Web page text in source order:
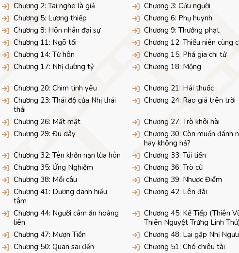
Chương 2: Tai nghe là giả
Chương 3: Cứu người
Chương 5: Lương thiếp
Chương 6: Phụ huynh
Chương 8: Hôn nhân đại sự
Chương 9: Thưởng phạt
Chương 11: Ngõ tối
Chương 12: Thiếu niên cùng
Chương 14: Từ hôn
Chương 15: Phá gia chi tử
Chương 17: Nhị đường tỷ Chương 18: Mộng
Chương 20: Chim tình yêu
Chương 21: Hái thuốc
Chương 23: Thái độ của Nhị thái
thái
Chương 24: Rao giá trên trời
Chương 26: Mất mặt
Chương 27: Trò khôi hài
Chương 29: Đu dây
Chương 30: Còn muốn đánh
hay không hả?
Chương 32: Tên khốn nạn lừa hôn
Chương 33: Túi tiền
Chương 35: Ứng Nghiệm
Chương 36: Trò cũ
Chương 38: Mồi câu
Chương 39: Nhược Điểm
Chương 41: Dương danh hiếu
tâm
Chương 42: Lên đài
Chương 44: Người câm ăn hoàng
liên
Chương 45: Kế Tiếp (Thiên
Thiên Nguyệt Trứng Linh Thú)
Chương 47: Mượn Tiền
Chương 48: Lại gặp Nhị Ngưu
Chương 50: Quan sai đến
Chương 51: Chó chiêu tài